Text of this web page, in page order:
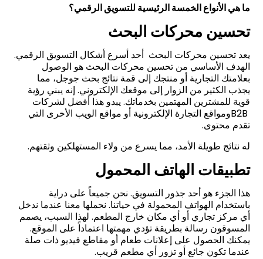
ما هي الأنواع الخمسة الرئيسية للتسويق الرقمي؟
تحسين محركات البحث
يعد تحسين محركات البحث أحد أسرع أشكال التسويق الرقمي.
الهدف الأساسي من تحسين محركات البحث هو الوصول
بعلامتك التجارية أو منتجك إلى قمة نتائج بحث جوجل، مما
يجذب الكثير من الزوار إلى موقعك الإلكتروني. إنه يبني رؤية
قوية للمشترين المهتمين بخدماتك. يبدو هذا أفضل لشركات
B2Bومواقع التجارة الإلكترونية أو مواقع الويب الأخرى التي
تقدم محتوى.
له نتائج طويلة الأمد، مما يسرع من ولاء المستهلكين وثقتهم.
تطبيقات الهاتف المحمول
هذا الجزء هو أحد جذور التسويق. نحن جميعاً على دراية
باستخدام الهواتف المحمولة في حياتنا. نحملها معنا عندما ندخل
أي مركز تجاري أو أي مكان خارج المطعم. لهذا السبب، يصمم
المسوقون رسالة بطريقة تؤدي مهمتها اعتماداً على الموقع.
يمكنك الحصول على إعلانات طعام أو مقاطع فيديو ذات صلة
عندما تكون جائع أو تزور أي مطعم قريب.